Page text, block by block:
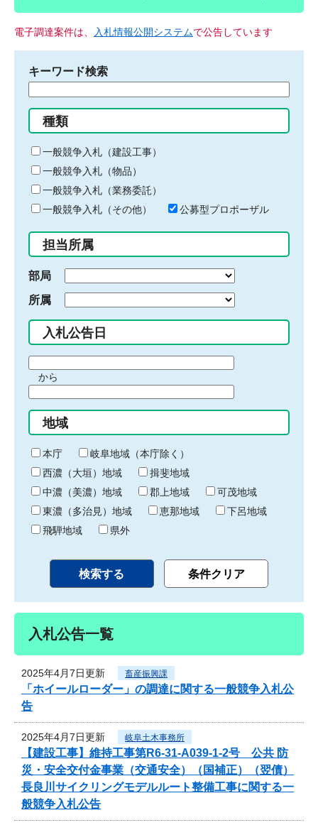
電子調達案件は、 入札情報公開システムで公告しています
キーワード検索
る
キ
ー
ワ
ー
ド
入
力
種類
一般競争入札（建設工事）
一般競争入札（物品）
一般競争入札（業務委託）
一般競争入札（その他）
公募型プロポーザル
担当所属
部局
所属
入札公告日
間
始
り
から
間
終
わ
り
地域
本庁
岐阜地域（本庁除く）
西濃（大垣）地域
揖斐地域
中濃（美濃）地域
郡上地域
可茂地域
東濃（多治見）地域
恵那地域
下呂地域
飛騨地域
県外
入札公告一覧
2025年4月7日更新 畜産振興課
「ホイールローダー」の調達に関する一般競争入札公
告
2025年4月7日更新 岐阜土木事務所
【建設工事】維持工事第R6-31-A039-1-2号 公共 防
災・安全交付金事業（交通安全）（国補正）（翌債）
長良川サイクリングモデルルート整備工事に関する一
般競争入札公告